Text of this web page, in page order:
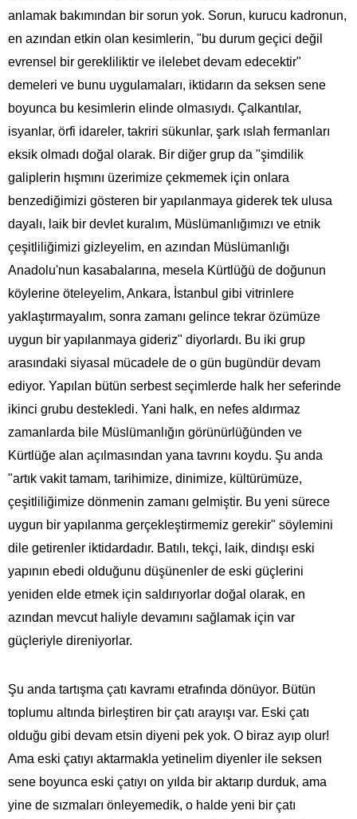
anlamak bakımından bir sorun yok. Sorun, kurucu kadronun,
en azından etkin olan kesimlerin, "bu durum geçici değil
evrensel bir gerekliliktir ve ilelebet devam edecektir"
demeleri ve bunu uygulamaları, iktidarın da seksen sene
boyunca bu kesimlerin elinde olmasıydı. Çalkantılar,
isyanlar, örfi idareler, takriri sükunlar, şark ıslah fermanları
eksik olmadı doğal olarak. Bir diğer grup da "şimdilik
galiplerin hışmını üzerimize çekmemek için onlara
benzediğimizi gösteren bir yapılanmaya giderek tek ulusa
dayalı, laik bir devlet kuralım, Müslümanlığımızı ve etnik
çeşitliliğimizi gizleyelim, en azından Müslümanlığı
Anadolu'nun kasabalarına, mesela Kürtlüğü de doğunun
köylerine öteleyelim, Ankara, İstanbul gibi vitrinlere
yaklaştırmayalım, sonra zamanı gelince tekrar özümüze
uygun bir yapılanmaya gideriz" diyorlardı. Bu iki grup
arasındaki siyasal mücadele de o gün bugündür devam
ediyor. Yapılan bütün serbest seçimlerde halk her seferinde
ikinci grubu destekledi. Yani halk, en nefes aldırmaz
zamanlarda bile Müslümanlığın görünürlüğünden ve
Kürtlüğe alan açılmasından yana tavrını koydu. Şu anda
"artık vakit tamam, tarihimize, dinimize, kültürümüze,
çeşitliliğimize dönmenin zamanı gelmiştir. Bu yeni sürece
uygun bir yapılanma gerçekleştirmemiz gerekir" söylemini
dile getirenler iktidardadır. Batılı, tekçi, laik, dindışı eski
yapının ebedi olduğunu düşünenler de eski güçlerini
yeniden elde etmek için saldırıyorlar doğal olarak, en
azından mevcut haliyle devamını sağlamak için var
güçleriyle direniyorlar.
Şu anda tartışma çatı kavramı etrafında dönüyor. Bütün
toplumu altında birleştiren bir çatı arayışı var. Eski çatı
olduğu gibi devam etsin diyeni pek yok. O biraz ayıp olur!
Ama eski çatıyı aktarmakla yetinelim diyenler ile seksen
sene boyunca eski çatıyı on yılda bir aktarıp durduk, ama
yine de sızmaları önleyemedik, o halde yeni bir çatı